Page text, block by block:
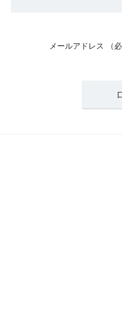
メールアドレス （